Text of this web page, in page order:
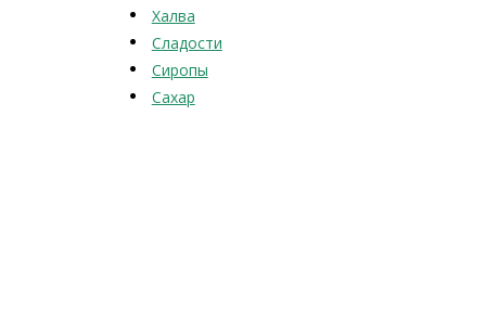
Халва
Сладости
Сиропы
Сахар